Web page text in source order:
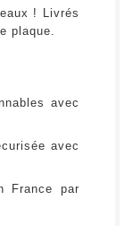
! Livrés
plaque.
avec
avec
France par